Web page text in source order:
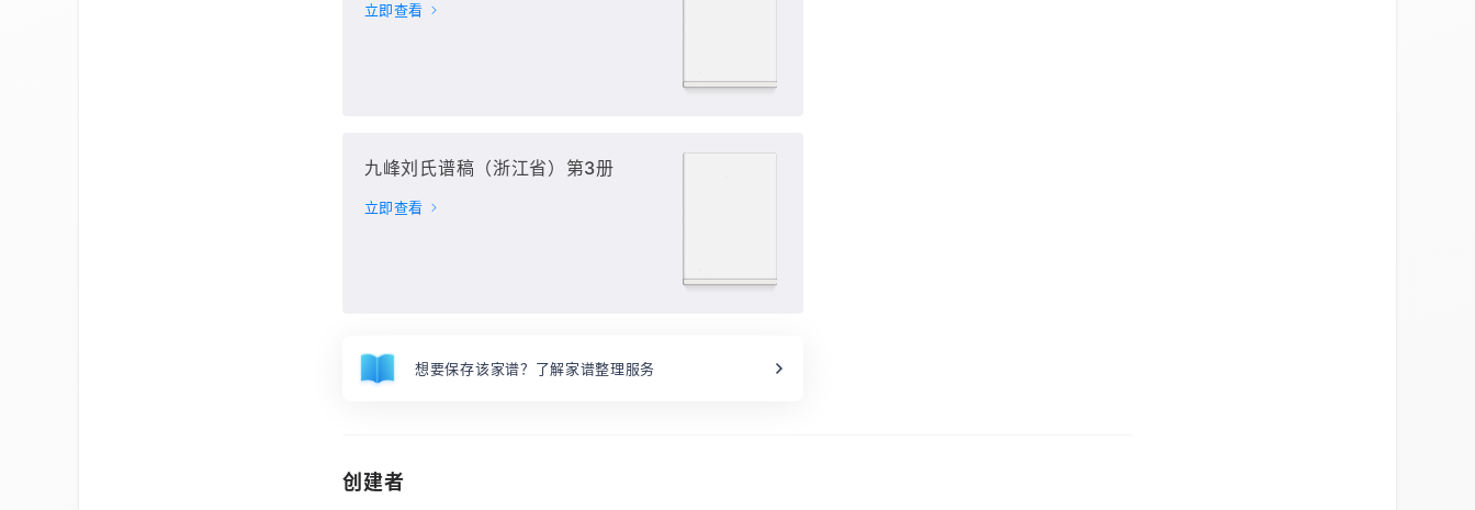
立即查看
九峰刘氏谱稿（浙江省）第3册
立即查看
想要保存该家谱？了解家谱整理服务
创建者